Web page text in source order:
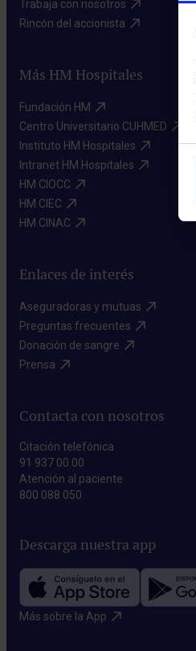
Trabaja con nosotros​
Rincón del accionista​
Más HM Hospitales
Fundación HM​
Centro Universitario CUHMED​
Instituto HM Hospitales​
Intranet HM Hospitales​
HM CIOCC​
HM CIEC​
HM CINAC​
Enlaces de interés
Aseguradoras y mutuas​
Preguntas frecuentes​
Donación de sangre​
Prensa​
Contacta con nosotros
Citación telefónica
91 937 00 00
Atención al paciente
800 088 050
Descarga nuestra app
Más sobre la App​